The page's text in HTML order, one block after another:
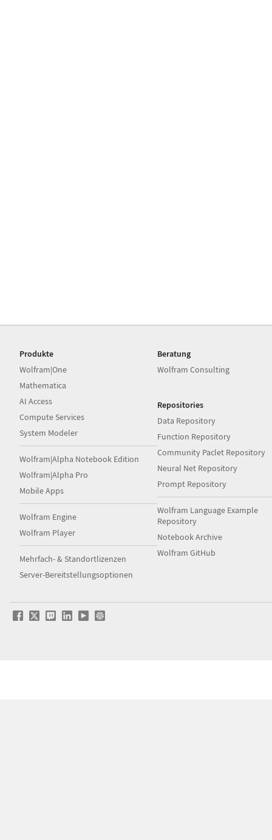
Produkte
Wolfram|One
Mathematica
AI Access
Compute Services
System Modeler
Wolfram|Alpha Notebook Edition
Wolfram|Alpha Pro
Mobile Apps
Wolfram Engine
Wolfram Player
Mehrfach- & Standortlizenzen
Server-Bereitstellungsoptionen
Beratung
Wolfram Consulting
Repositories
Data Repository
Function Repository
Community Paclet Repository
Neural Net Repository
Prompt Repository
Wolfram Language Example
Repository
Notebook Archive
Wolfram GitHub